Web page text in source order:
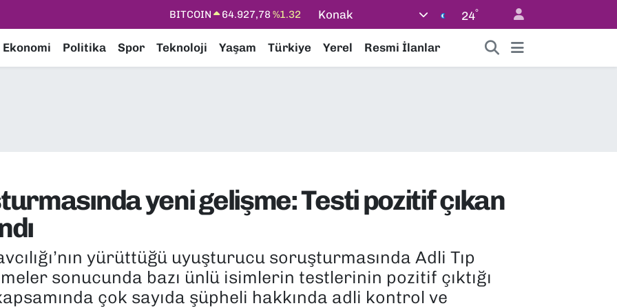
DOLAR 47,5894%0.08
STERLİN
64,1581%0.16
Konak 24°
Ekonomi Politika Spor Teknoloji Yaşam Türkiye Yerel Resmi İlanlar
yeni gelişme: Testi pozitif çıkan
yürüttüğü uyuşturucu soruşturmasında Adli Tıp
sonucunda bazı ünlü isimlerin testlerinin pozitif çıktığı
çok sayıda şüpheli hakkında adli kontrol ve